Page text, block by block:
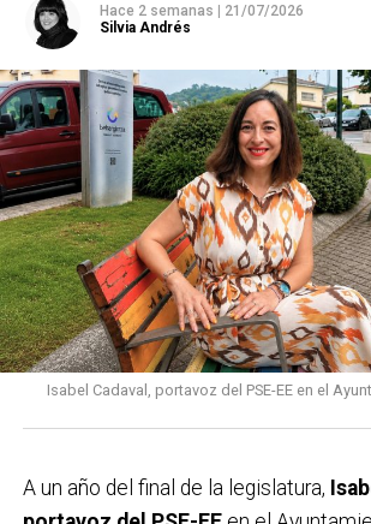
Hace 2 semanas | 21/07/2026
Silvia Andrés
Isabel Cadaval, portavoz del PSE-EE en el
A un año del final de la legislatura,